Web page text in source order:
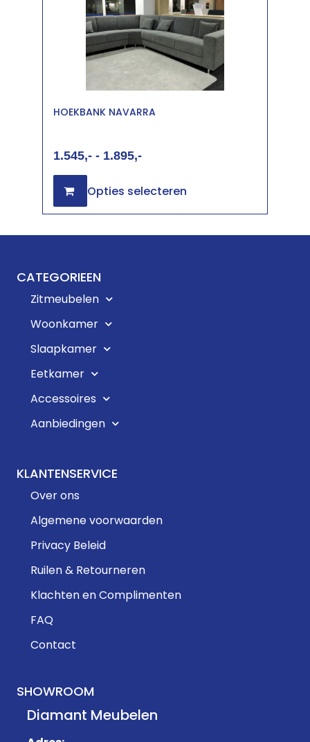
HOEKBANK NAVARRA
1.545 - 1.895
Opties selecteren
CATEGORIEEN
Zitmeubelen
Woonkamer
Slaapkamer
Eetkamer
Accessoires
Aanbiedingen
KLANTENSERVICE
Over ons
Algemene voorwaarden
Privacy Beleid
Ruilen & Retourneren
Klachten en Complimenten
FAQ
Contact
SHOWROOM
Diamant Meubelen